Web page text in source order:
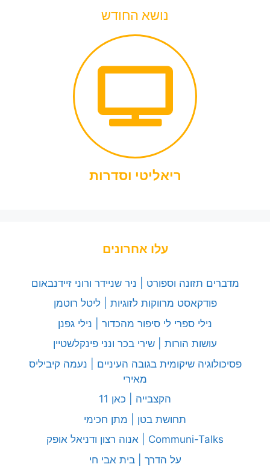
נושא החודש
ריאליטי וסדרות
עלו אחרונים
מדברים תזונה וספורט | ניר שניידר ורוני זיידנבאום
פודקאסט מרווקות לזוגיות | ליטל רוטמן
נילי ספרי לי סיפור מהכדור | נילי גפנן
עושות הורות | שירי בכר ונני פינקלשטיין
פסיכולוגיה שיקומית בגובה העיניים | נעמה קיביליס
מאירי
הקצבייה | כאן 11
תחושת בטן | מתן חכימי
Communi-Talks | אנוה רצון ודניאל אופק
על הדרך | בית אבי חי